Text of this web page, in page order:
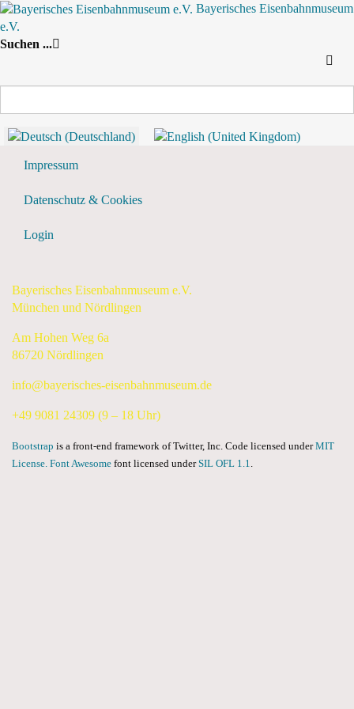
Bayerisches Eisenbahnmuseum
e.V.
Suchen ...Nach Jahr
Flyer & Downloads
Impressum
Datenschutz & Cookies
Login
Bayerisches Eisenbahnmuseum e.V.
München und Nördlingen
Am Hohen Weg 6a
86720 Nördlingen
info@bayerisches-eisenbahnmuseum.de
+49 9081 24309 (9 – 18 Uhr)
Bootstrap is a front-end framework of Twitter, Inc. Code licensed underMIT
License. Font Awesome font licensed underSIL OFL 1.1.